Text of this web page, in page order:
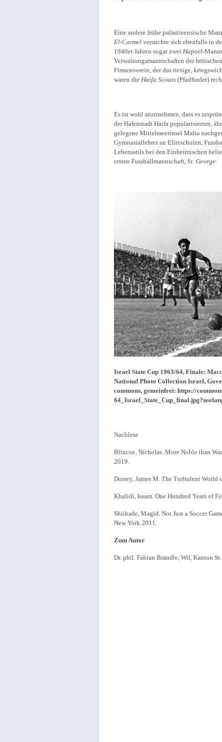
Eine andere frühe palästinensische
El-Carmel versuchte sich ebenfalls in
1940er Jahren sogar zwei Hapoel-
Verwaltungsmannschaften der
Firmenverein, der das riesige,
waren die Haifa Scouts (Pfadfinder)
Es ist wohl anzunehmen, dass es
der Hafenstadt Haifa popularisierten,
gelegene Mittelmeerinsel Malta
Gymnasiallehrer an Eliteschulen,
Lebensstils bei den Einheimischen
ersten Fussballmannschaft, St. George.
Israel State Cup 1963/64, Finale:
National Photo Collection Israel,
commons, gemeinfrei: https://
Nachlese
Blincoe, Nicholas. More Noble than
2019.
Dorsey, James M. The Turbulent
Khalidi, Issam. One Hundred Years of
Shiihade, Magid. Not Just a Soccer
New York 2011.
Zum Autor
Dr. phil. Fabian Brändle, Wil, Kanton